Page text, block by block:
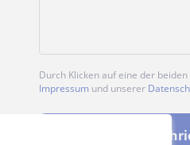
Durch Klicken auf eine der
Impressum und unserer